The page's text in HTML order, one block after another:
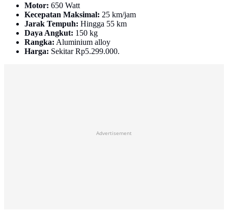
Motor: 650 Watt
Kecepatan Maksimal: 25 km/jam
Jarak Tempuh: Hingga 55 km
Daya Angkut: 150 kg
Rangka: Aluminium alloy
Harga: Sekitar Rp5.299.000.
Advertisement